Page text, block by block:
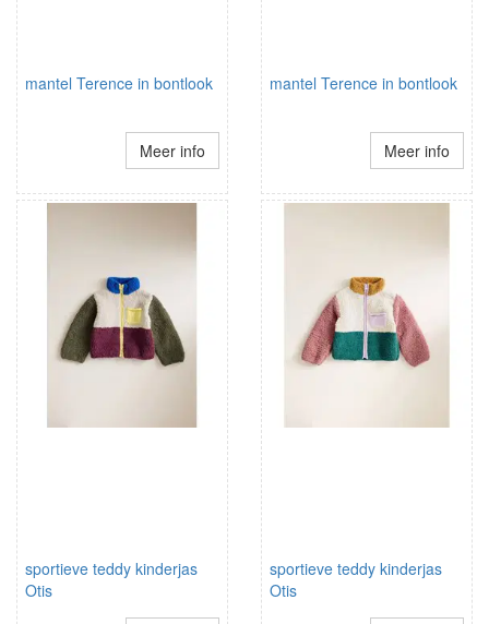
mantel Terence in bontlook
Meer info
mantel Terence in bontlook
Meer info
sportieve teddy kinderjas
Otis
sportieve teddy kinderjas
Otis